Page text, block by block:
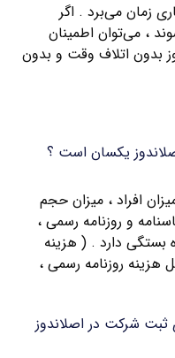
بین ۷ تا ۱۰ روز کاری زمان می‌برد . اگر
، می‌توان اطمینان
بدون اتلاف وقت و بدون
یکسان است ؟
افراد ، میزان حجم
و روزنامه رسمی ،
بستگی دارد . ( هزینه
روزنامه رسمی ،
شرکت در اصلاندوز